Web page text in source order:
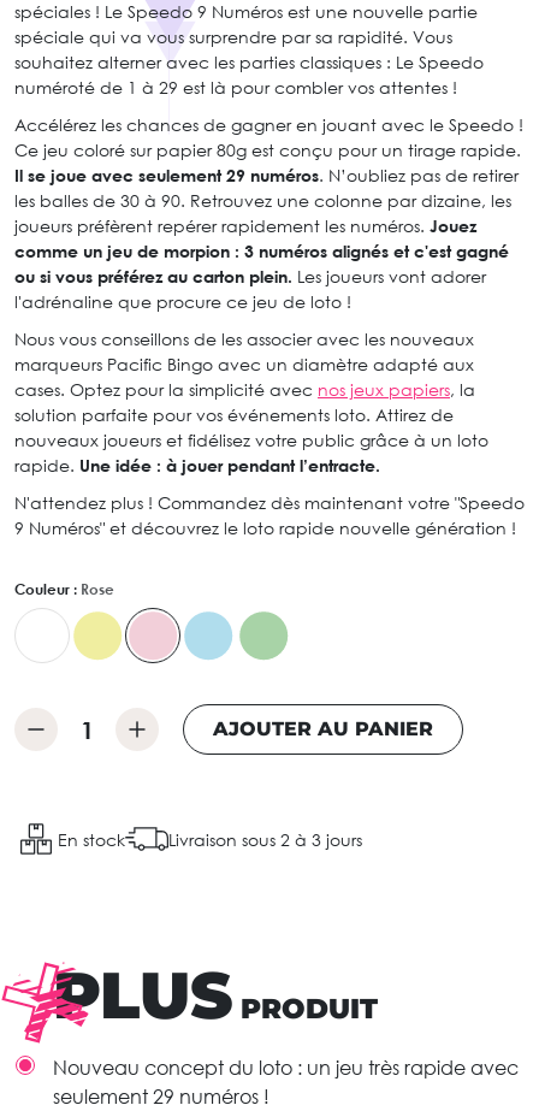
spéciales ! Le Speedo 9 Numéros est une nouvelle partie
spéciale qui va vous surprendre par sa rapidité. Vous
souhaitez alterner avec les parties classiques : Le Speedo
numéroté de 1 à 29 est là pour combler vos attentes !
Accélérez les chances de gagner en jouant avec le Speedo !
Ce jeu coloré sur papier 80g est conçu pour un tirage rapide.
Il se joue avec seulement 29 numéros. N’oubliez pas de retirer
les balles de 30 à 90. Retrouvez une colonne par dizaine, les
joueurs préfèrent repérer rapidement les numéros. Jouez
comme un jeu de morpion : 3 numéros alignés et c'est gagné
ou si vous préférez au carton plein. Les joueurs vont adorer
l'adrénaline que procure ce jeu de loto !
Nous vous conseillons de les associer avec les nouveaux
marqueurs Pacific Bingo avec un diamètre adapté aux
cases. Optez pour la simplicité avec nos jeux papiers, la
solution parfaite pour vos événements loto. Attirez de
nouveaux joueurs et fidélisez votre public grâce à un loto
rapide. Une idée : à jouer pendant l’entracte.
N'attendez plus ! Commandez dès maintenant votre "Speedo
9 Numéros" et découvrez le loto rapide nouvelle génération !
Couleur : Rose
AJOUTER AU PANIER
En stock Livraison sous 2 à 3 jours
PLUS PRODUIT
Nouveau concept du loto : un jeu très rapide avec
seulement 29 numéros !